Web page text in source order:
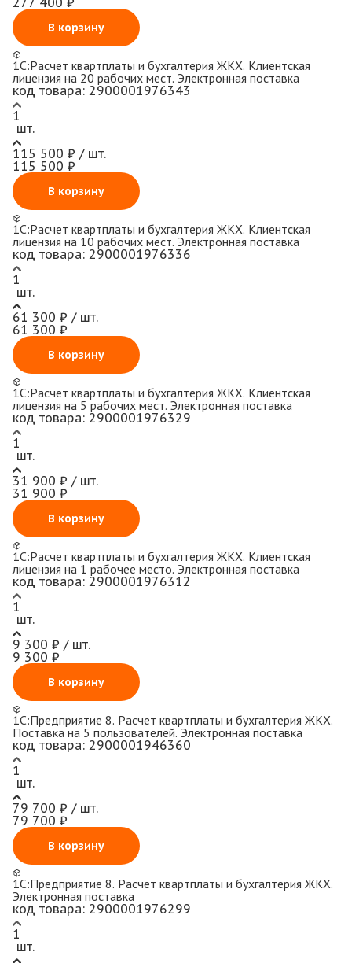
В корзину
1С:Расчет квартплаты и бухгалтерия ЖКХ. Клиентская
лицензия на 20 рабочих мест. Электронная поставка
код товара: 2900001976343
1
шт.
115 500 ₽ / шт.
115 500 ₽
В корзину
1С:Расчет квартплаты и бухгалтерия ЖКХ. Клиентская
лицензия на 10 рабочих мест. Электронная поставка
код товара: 2900001976336
1
шт.
61 300 ₽ / шт.
61 300 ₽
В корзину
1С:Расчет квартплаты и бухгалтерия ЖКХ. Клиентская
лицензия на 5 рабочих мест. Электронная поставка
код товара: 2900001976329
1
шт.
31 900 ₽ / шт.
31 900 ₽
В корзину
1С:Расчет квартплаты и бухгалтерия ЖКХ. Клиентская
лицензия на 1 рабочее место. Электронная поставка
код товара: 2900001976312
1
шт.
9 300 ₽ / шт.
9 300 ₽
В корзину
1С:Предприятие 8. Расчет квартплаты и бухгалтерия ЖКХ.
Поставка на 5 пользователей. Электронная поставка
код товара: 2900001946360
1
шт.
79 700 ₽ / шт.
79 700 ₽
В корзину
1С:Предприятие 8. Расчет квартплаты и бухгалтерия ЖКХ.
Электронная поставка
код товара: 2900001976299
1
шт.